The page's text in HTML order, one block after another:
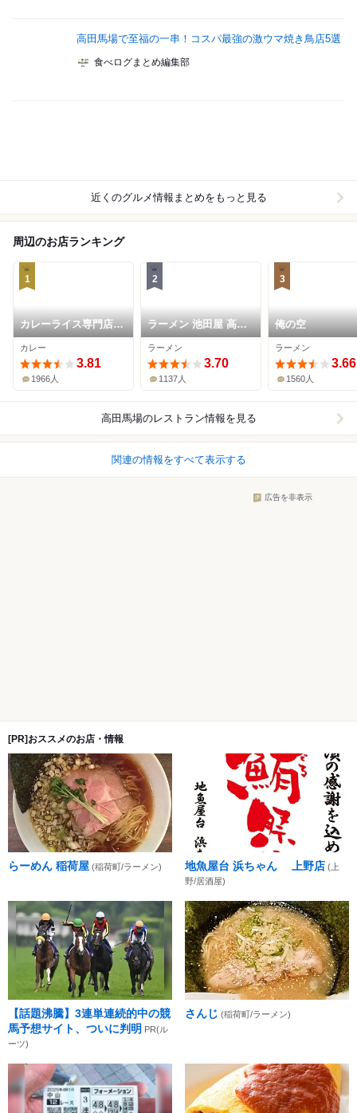
高田馬場で至福の一串！コスパ最強の激ウマ焼き鳥店5選
食べログまとめ編集部
近くのグルメ情報まとめをもっと見る
周辺のお店ランキング
1
カレーライス専門店
ブラザー
カレー
3.81
1966人
2
ラーメン 池田屋 高田
馬場店
ラーメン
3.70
1137人
3
俺の空
ラーメン
3.66
1560人
高田馬場のレストラン情報を見る
関連の情報をすべて表示する
広告を非表示
[PR]おススメのお店・情報
らーめん 稲荷屋 (稲荷町/ラーメン) 地魚屋台 浜ちゃん 上野店 (上
野/居酒屋)
【話題沸騰】3連単連続的中の競
馬予想サイト、ついに判明 PR(ル
ーツ)
さんじ (稲荷町/ラーメン)